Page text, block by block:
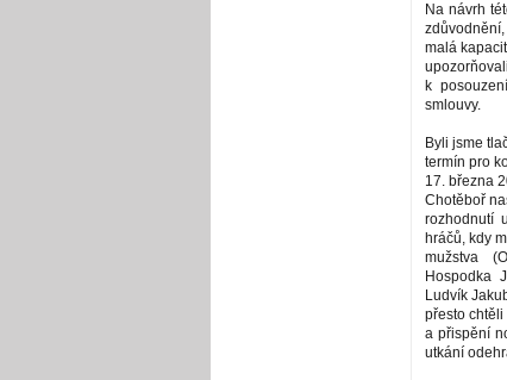
Na návrh
malá
k
smlouvy.
Byli jsme
termín pro
17. března
Chotěboř
rozhodnutí
hráčů, kdy
mužstva
Hospodka
Ludvík
přesto
a přispění
utkání